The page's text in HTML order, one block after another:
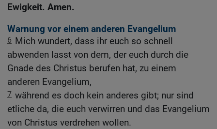
Ewigkeit. Amen.
Warnung vor einem anderen Evangelium
6 Mich wundert, dass ihr euch so schnell
abwenden lasst von dem, der euch durch die
Gnade des Christus berufen hat, zu einem
anderen Evangelium,
7 während es doch kein anderes gibt; nur sind
etliche da, die euch verwirren und das Evangelium
von Christus verdrehen wollen.